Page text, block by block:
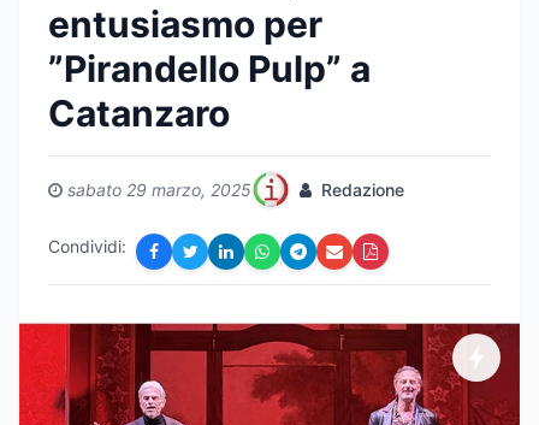
entusiasmo per
”Pirandello Pulp” a
Catanzaro
sabato 29 marzo, 2025 Redazione
Condividi: